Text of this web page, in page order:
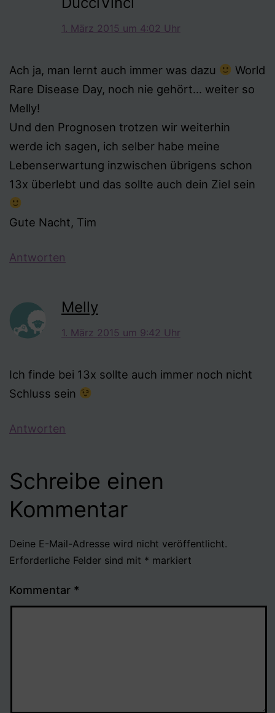
1. März 2015 um 4:02 Uhr
Ach ja, man lernt auch immer was dazu
World
Rare Disease Day, noch nie gehört… weiter so
Melly!
Und den Prognosen trotzen wir weiterhin
werde ich sagen, ich selber habe meine
Lebenserwartung inzwischen übrigens schon
13x überlebt und das sollte auch dein Ziel sein
Gute Nacht, Tim
Antworten
Melly
1. März 2015 um 9:42 Uhr
Ich finde bei 13x sollte auch immer noch nicht
Schluss sein
Antworten
Schreibe einen
Kommentar
Deine E-Mail-Adresse wird nicht veröffentlicht.
Erforderliche Felder sind mit * markiert
Kommentar *